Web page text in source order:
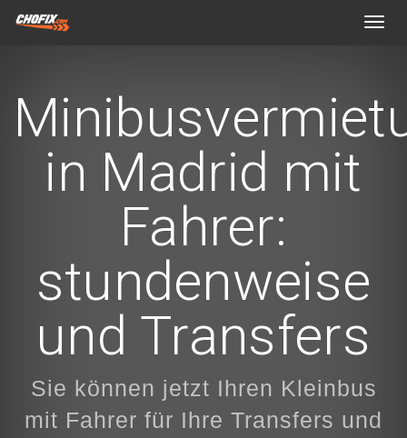
in Madrid mit
Fahrer:
stundenweise
und Transfers
Sie können jetzt Ihren Kleinbus
mit Fahrer für Ihre Transfers und